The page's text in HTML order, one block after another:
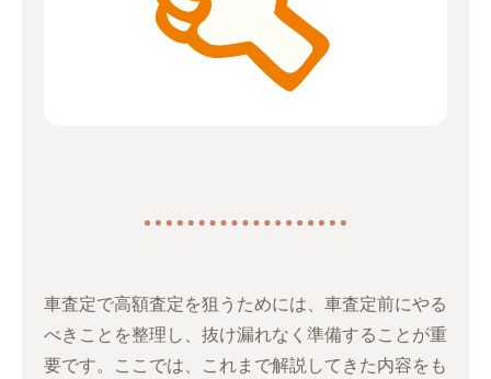
車査定で高額査定を狙うためには、車査定前にやる
べきことを整理し、抜け漏れなく準備することが重
要です。ここでは、これまで解説してきた内容をも